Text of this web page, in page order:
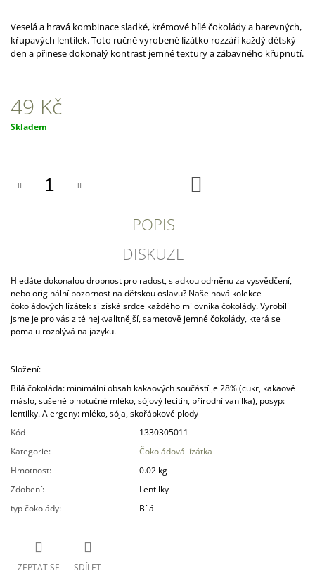
Veselá a hravá kombinace sladké, krémové bílé čokolády a barevných,
křupavých lentilek. Toto ručně vyrobené lízátko rozzáří každý dětský
den a přinese dokonalý kontrast jemné textury a zábavného křupnutí.
49 Kč
Měrná
Skladem
POPIS
DISKUZE
Hledáte dokonalou drobnost pro radost, sladkou odměnu za vysvědčení,
nebo originální pozornost na dětskou oslavu? Naše nová kolekce
čokoládových lízátek si získá srdce každého milovníka čokolády. Vyrobili
jsme je pro vás z té nejkvalitnější, sametově jemné čokolády, která se
pomalu rozplývá na jazyku.
Složení:
Bílá čokoláda: minimální obsah kakaových součástí je 28% (cukr, kakaové
máslo, sušené plnotučné mléko, sójový lecitin, přírodní vanilka), posyp:
lentilky. Alergeny: mléko, sója, skořápkové plody
Kód
1330305011
Kategorie:
Čokoládová lízátka
Hmotnost:
0.02 kg
Zdobení:
Lentilky
typ čokolády: Bílá
ZEPTAT SE SDÍLET
A
J
Í
R
U
Č
U
J
E
KEŠU
V
BÍLÉ
ČOKOLÁDĚ
S
VANILKOU
129
Kč